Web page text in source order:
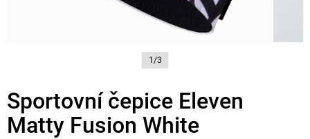
1/3
Sportovní čepice Eleven
Matty Fusion White